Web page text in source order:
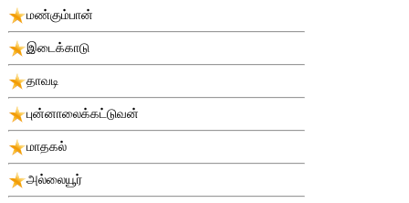
மண்கும்பான்
இடைக்காடு
தாவடி
புன்னாலைக்கட்டுவன்
மாதகல்
அல்லையூர்